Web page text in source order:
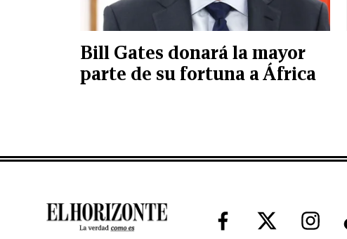
Bill Gates donará la mayor
parte de su fortuna a África